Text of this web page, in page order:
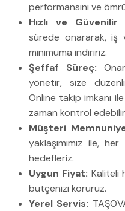
performansını ve
Hızlı ve Güvenilir
sürede onararak, iş
minimuma indiririz.
Şeffaf Süreç:
yönetir, size
Online takip imkanı
zaman kontrol
Müşteri
yaklaşımımız ile,
hedefleriz.
Uygun Fiyat: Kaliteli
bütçenizi koruruz.
Yerel Servis: